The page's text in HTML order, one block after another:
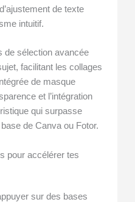
de texte
intuitif.
de sélection avancée
facilitant les collages
de masque
et l’intégration
qui surpasse
de Canva ou Fotor.
pour accélérer tes
sur des bases